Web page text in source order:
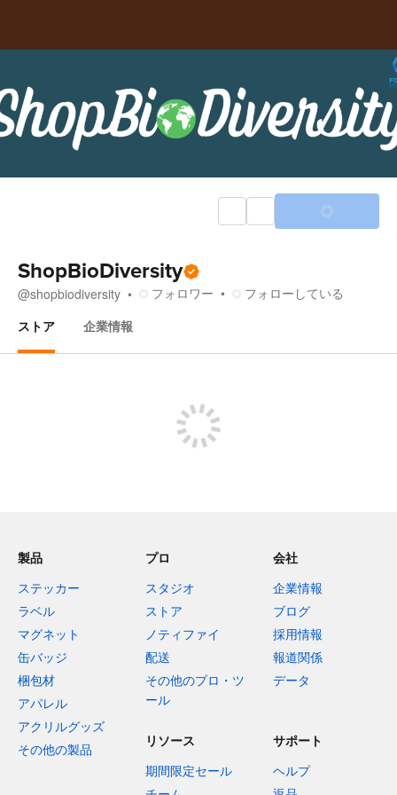
ShopBioDiversity
@shopbiodiversity フォロワー
フォローしている
ストア
企業情報
製品
ステッカー
ラベル
マグネット
缶バッジ
梱包材
アパレル
アクリルグッズ
その他の製品
プロ
スタジオ
ストア
ノティファイ
配送
その他のプロ・ツ
ール
会社
企業情報
ブログ
採用情報
報道関係
データ
リソース
期間限定セール
サポート
ヘルプ